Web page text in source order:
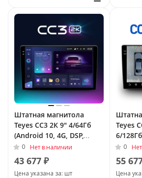
Штатная магнитола
Teyes CC3 2К 9" 4/64Гб
(Android 10, 4G, DSP,
QLed) для Audi TT II (8J)
2006 - 2010
0 Нет в наличии
43 677 ₽
Цена указана за: шт
Teyes
6/
DSP,
обзор
0
55
Цена